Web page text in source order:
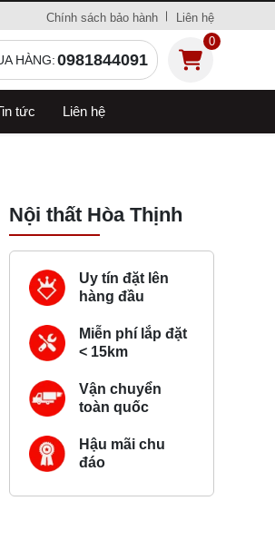
Chính sách bảo hành Liên hệ
HÀNG:0981844091
0
tức Liên hệ
Nội thất Hòa Thịnh
Uy tín đặt lên
hàng đầu
Miễn phí lắp đặt
< 15km
Vận chuyển
toàn quốc
Hậu mãi chu
đáo